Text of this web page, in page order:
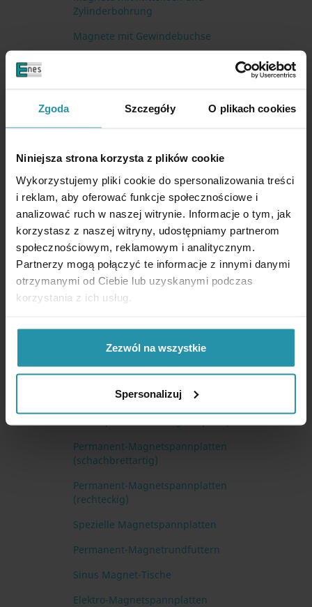
Zgoda Szczegóły O plikach cookies
Niniejsza strona korzysta z plików cookie
Wykorzystujemy pliki cookie do spersonalizowania treści
i reklam, aby oferować funkcje społecznościowe i
analizować ruch w naszej witrynie. Informacje o tym, jak
korzystasz z naszej witryny, udostępniamy partnerom
społecznościowym, reklamowym i analitycznym.
Partnerzy mogą połączyć te informacje z innymi danymi
otrzymanymi od Ciebie lub uzyskanymi podczas
korzystania z ich usług.
Zezwól na wszystkie
Spersonalizuj
Zylinderbohrung
Magnete mit Gewindebuchse
AlNiCo-Magnetsysteme
Besondere Haftmagnete
interessant und nützlich Magnete
Magnete für Schalungssystemen und
Betonformen
Magnet Messstativen (Messuhr Stativen)
Magnetleisten
Wasserdichte Magnete
Magnetspannplatten, Schraubstöcke,
Lamellenblöcke und Magnetprismen
Permanent-Magnetschraubstöcke
Permanent-Magnetspannplatten
(schachbrettartig)
Permanent-Magnetspannplatten
(rechteckig)
Spezielle Magnetspannplatten
Permanent-Magnetrundfuttern
Sinus Magnet-Tische
Elektro-Magnetspannplatten